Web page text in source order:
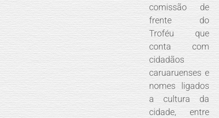
comissão de
frente do
Troféu que
conta com
cidadãos
caruaruenses e
nomes ligados
a cultura da
cidade, entre